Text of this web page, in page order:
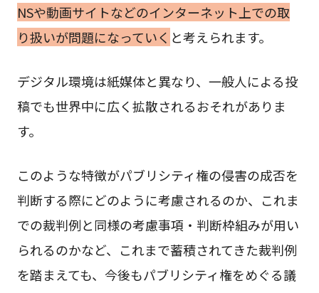
NSや動画サイトなどのインターネット上での取
り扱いが問題になっていく と考えられます。
デジタル環境は紙媒体と異なり、一般人による投
稿でも世界中に広く拡散されるおそれがありま
す。
このような特徴がパブリシティ権の侵害の成否を
判断する際にどのように考慮されるのか、これま
での裁判例と同様の考慮事項・判断枠組みが用い
られるのかなど、これまで蓄積されてきた裁判例
を踏まえても、今後もパブリシティ権をめぐる議